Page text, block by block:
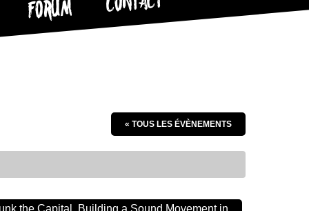
FORUM
« TOUS LES ÉVÈNEMENTS
the Capital, Building a Sound Movement in